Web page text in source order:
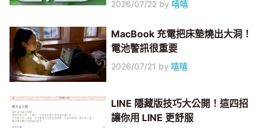
2026/07/22 by 嘻嘻
MacBook 充電把床墊燒出大洞！
電池警訊很重要
2026/07/21 by 嘻嘻
LINE 隱藏版技巧大公開！這四招
讓你用 LINE 更舒服